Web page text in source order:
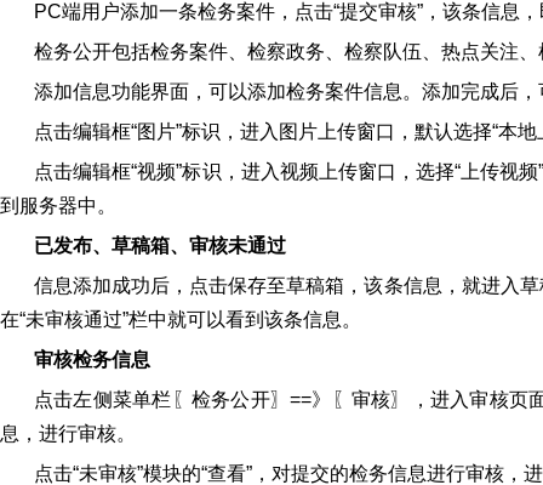
PC端用户添加一条检务案件，点击“提交审核”，该条信息
检务公开包括检务案件、检察政务、检察队伍、热点关注
添加信息功能界面，可以添加检务案件信息。添加完成后
点击编辑框“图片”标识，进入图片上传窗口，默认选择“本
点击编辑框“视频”标识，进入视频上传窗口，选择“上传视
到服务器中。
已发布、草稿箱、审核未通过
信息添加成功后，点击保存至草稿箱，该条信息，就进入
在“未审核通过”栏中就可以看到该条信息。
审核检务信息
点击左侧菜单栏〖检务公开〗==》〖审核〗，进入审核
息，进行审核。
点击“未审核”模块的“查看”，对提交的检务信息进行审核，